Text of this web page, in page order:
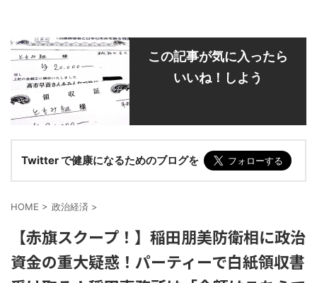
この記事が気に入ったら
いいね！しよう
Twitter で健康になるためのブログを
HOME > 政治経済 >
【赤旗スクープ！】稲田朋美防衛相に政治
資金の重大疑惑！パーティーで白紙領収書